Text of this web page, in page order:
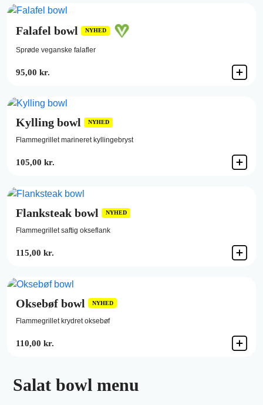
Falafel bowl NYHED
Sprøde veganske falafler
95,00 kr.
Kylling bowl NYHED
Flammegrillet marineret kyllingebryst
105,00 kr.
Flanksteak bowl NYHED
Flammegrillet saftig okseflank
115,00 kr.
Oksebøf bowl NYHED
Flammegrillet krydret oksebøf
110,00 kr.
Salat bowl menu